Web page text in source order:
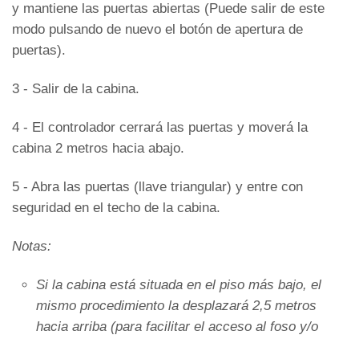
y mantiene las puertas abiertas (Puede salir de este
modo pulsando de nuevo el botón de apertura de
puertas).
3 - Salir de la cabina.
4 - El controlador cerrará las puertas y moverá la
cabina 2 metros hacia abajo.
5 - Abra las puertas (llave triangular) y entre con
seguridad en el techo de la cabina.
Notas:
Si la cabina está situada en el piso más bajo, el
mismo procedimiento la desplazará 2,5 metros
hacia arriba (para facilitar el acceso al foso y/o